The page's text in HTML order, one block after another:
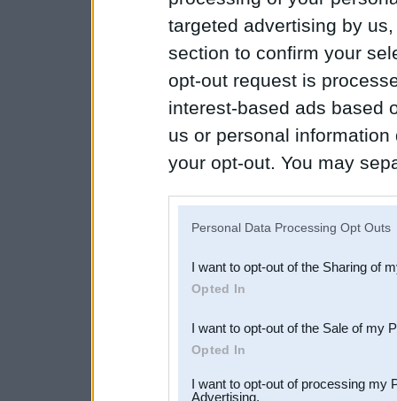
targeted advertising by
section to confirm your
opt-out request is
interest-based ads based
us or personal
your opt-out. You may
Downstream Participants
third parties.
Personal Data Processing Opt Outs
I want to opt-out of the Sharing of
Opted In
I want to opt-out of the Sale of my
Opted In
I want to opt-out of processing my
Advertising.